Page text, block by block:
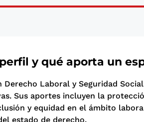
y qué aporta un
Derecho Laboral y Seguridad
Sus aportes incluyen la
y equidad en el ámbito
estado de derecho.